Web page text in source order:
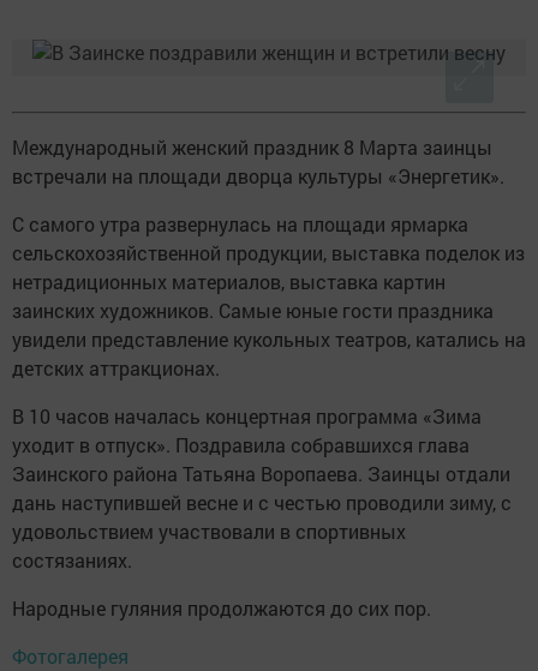
Международный женский праздник 8 Марта заинцы
встречали на площади дворца культуры «Энергетик».
С самого утра развернулась на площади ярмарка
сельскохозяйственной продукции, выставка поделок из
нетрадиционных материалов, выставка картин
заинских художников. Самые юные гости праздника
увидели представление кукольных театров, катались на
детских аттракционах.
В 10 часов началась концертная программа «Зима
уходит в отпуск». Поздравила собравшихся глава
Заинского района Татьяна Воропаева. Заинцы отдали
дань наступившей весне и с честью проводили зиму, с
удовольствием участвовали в спортивных
состязаниях.
Народные гуляния продолжаются до сих пор.
Фотогалерея